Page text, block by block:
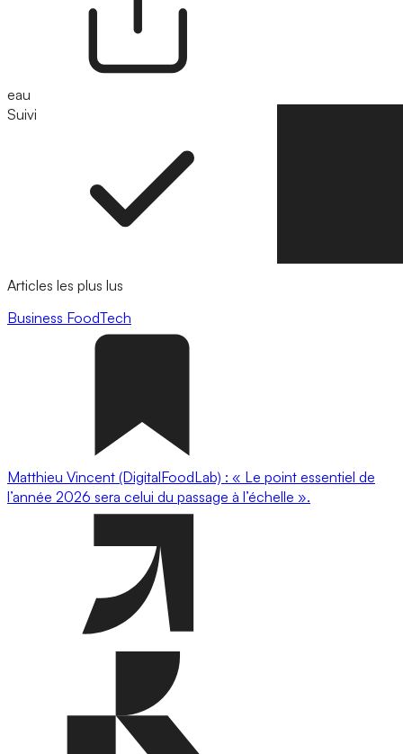
eau
Suivi
Articles les plus lus
Business FoodTech
Matthieu Vincent (DigitalFoodLab) : « Le point essentiel de
l’année 2026 sera celui du passage à l’échelle ».